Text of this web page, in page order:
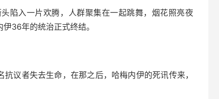
陷入一片欢腾，人群聚集在一起跳舞，烟花照亮夜
36年的统治正式终结。
议者失去生命，在那之后，哈梅内伊的死讯传来，